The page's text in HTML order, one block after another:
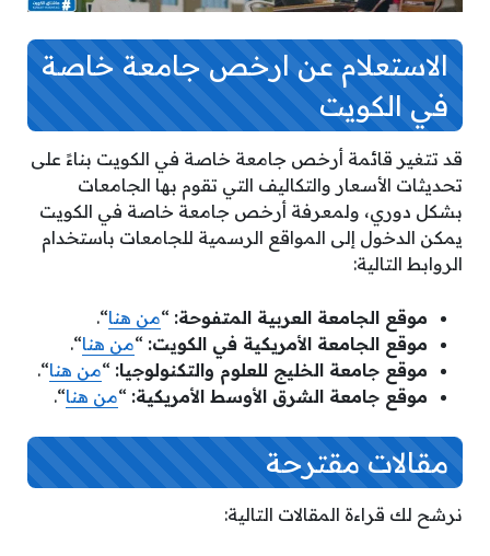
الاستعلام عن ارخص جامعة خاصة
في الكويت
قد تتغير قائمة أرخص جامعة خاصة في الكويت بناءً على
تحديثات الأسعار والتكاليف التي تقوم بها الجامعات
بشكل دوري، ولمعرفة أرخص جامعة خاصة في الكويت
يمكن الدخول إلى المواقع الرسمية للجامعات باستخدام
الروابط التالية:
موقع الجامعة العربية المتفوحة: “من هنا“.
موقع الجامعة الأمريكية في الكويت: “من هنا“.
موقع جامعة الخليج للعلوم والتكنولوجيا: “من هنا“.
موقع جامعة الشرق الأوسط الأمريكية: “من هنا“.
مقالات مقترحة
نرشح لك قراءة المقالات التالية: